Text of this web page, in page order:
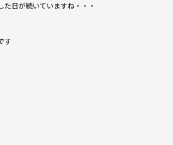
日が続いていますね・・・
す